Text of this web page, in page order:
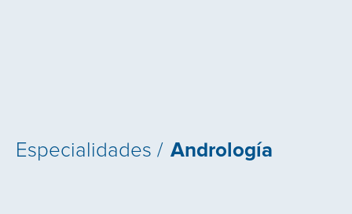
Especialidades / Andrología